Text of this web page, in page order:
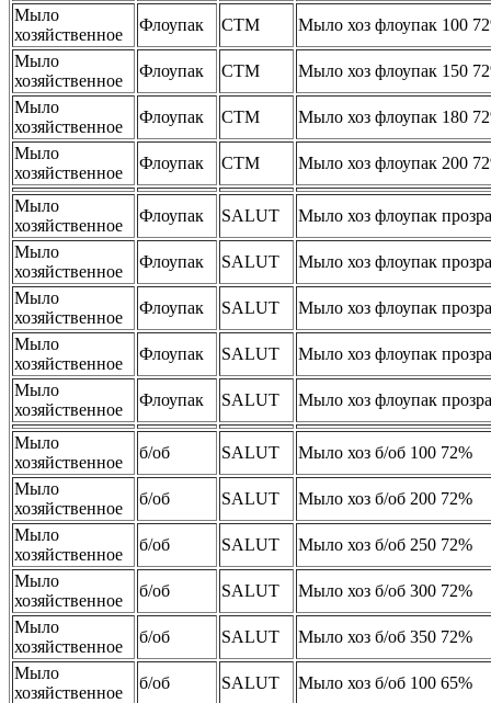
Мыло
хозяйственное
Флоупак СТМ
Мыло хоз флоупак 100
Мыло
хозяйственное
Флоупак СТМ
Мыло хоз флоупак 150
Мыло
хозяйственное
Флоупак СТМ
Мыло хоз флоупак 180
Мыло
хозяйственное
Флоупак СТМ Мыло хоз флоупак 200
Мыло
хозяйственное
Флоупак SALUT
Мыло хоз флоупак
Мыло
хозяйственное
Флоупак SALUT
Мыло хоз флоупак
Мыло
хозяйственное
Флоупак SALUT
Мыло хоз флоупак
Мыло
хозяйственное
Флоупак SALUT
Мыло хоз флоупак
Мыло
хозяйственное
Флоупак SALUT Мыло хоз флоупак
Мыло
хозяйственное
б/об SALUT
Мыло хоз б/об 100 72%
Мыло
хозяйственное
б/об SALUT
Мыло хоз б/об 200 72%
Мыло
хозяйственное
б/об SALUT
Мыло хоз б/об 250 72%
Мыло
хозяйственное
б/об SALUT
Мыло хоз б/об 300 72%
Мыло
хозяйственное
б/об SALUT
Мыло хоз б/об 350 72%
Мыло
хозяйственное
б/об SALUT
Мыло хоз б/об 100 65%